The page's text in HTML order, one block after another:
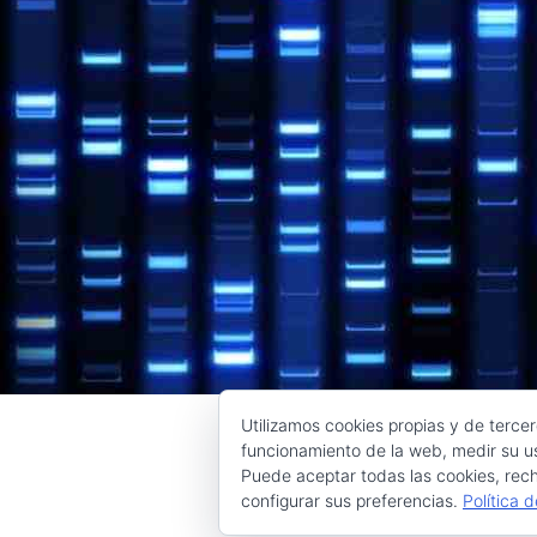
Utilizamos cookies propias y de
funcionamiento de la web, medir su
Puede aceptar todas las cookies,
configurar sus preferencias. Política